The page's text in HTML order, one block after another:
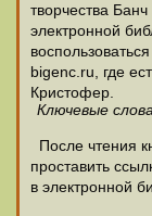
творчества
электронной
bigenc.ru, где
Кристофер.
Ключевые
После чтения
проставить
в электронной